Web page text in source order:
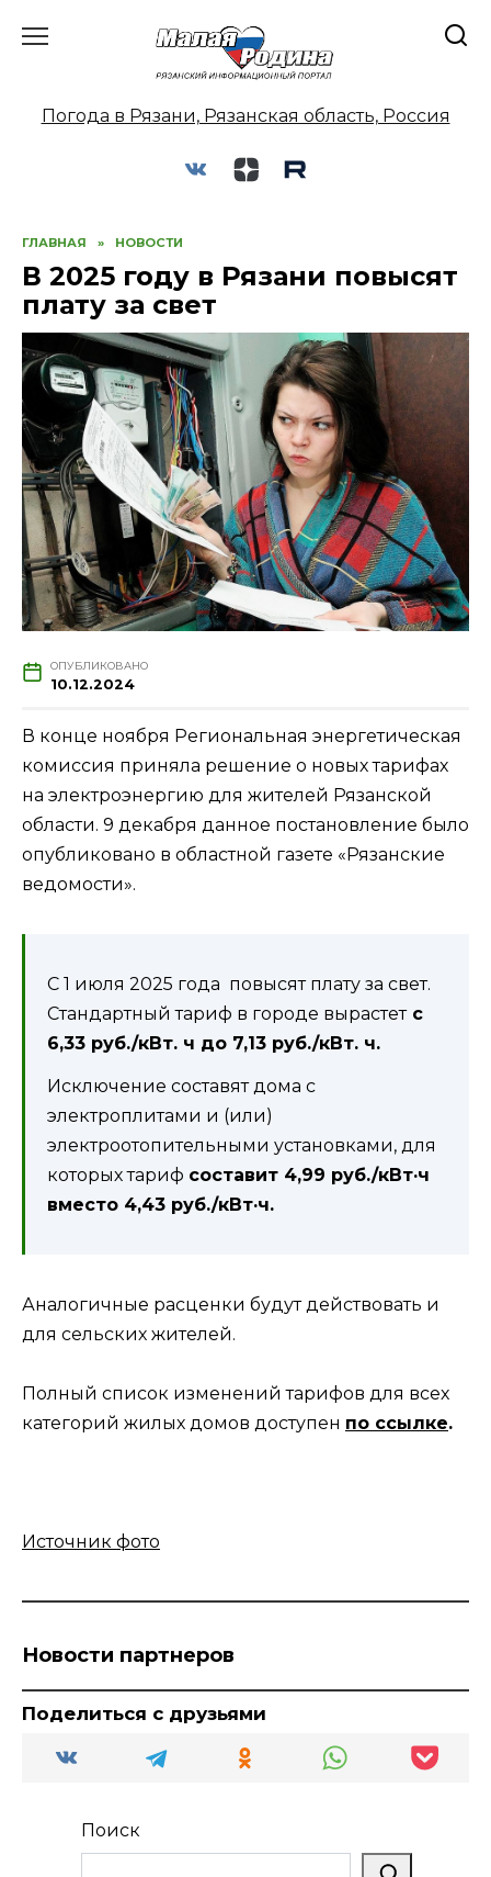
Погода в Рязани, Рязанская область, Россия
ГЛАВНАЯ » НОВОСТИ
В 2025 году в Рязани повысят
плату за свет
ОПУБЛИКОВАНО
10.12.2024
В конце ноября Региональная энергетическая
комиссия приняла решение о новых тарифах
на электроэнергию для жителей Рязанской
области. 9 декабря данное постановление было
опубликовано в областной газете «Рязанские
ведомости».
С 1 июля 2025 года повысят плату за свет.
Стандартный тариф в городе вырастетс
6,33 руб./кВт. ч до 7,13 руб./кВт. ч.
Исключение составят дома с
электроплитами и (или)
электроотопительными установками, для
которых тариф составит 4,99 руб./кВт·ч
вместо 4,43 руб./кВт·ч.
Аналогичные расценки будут действовать и
для сельских жителей.
Полный список изменений тарифов для всех
категорий жилых домов доступен по ссылке.
Источник фото
Новости партнеров
Поделиться с друзьями
Поиск